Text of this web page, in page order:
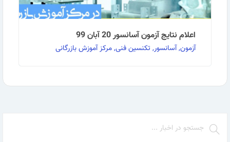
اعلام نتایج آزمون آسانسور 20 آبان 99
آزمون, آسانسور, تکنسین فنی, مرکز آموزش بازرگانی